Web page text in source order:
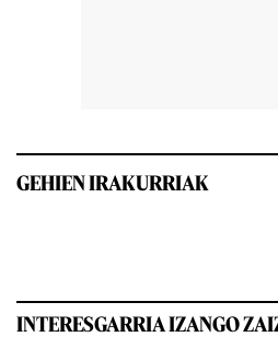
GEHIEN IRAKURRIAK
INTERESGARRIA IZANGO